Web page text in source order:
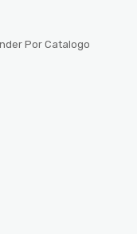
Por Catalogo